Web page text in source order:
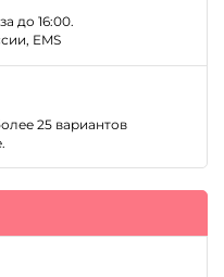
до 16:00.
EMS
25 вариантов